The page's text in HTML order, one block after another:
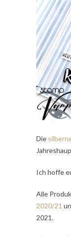
Die
Ich hoffe
Alle
2020/21
2021.